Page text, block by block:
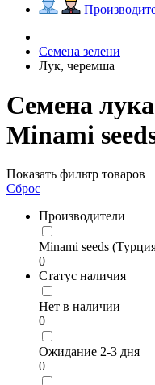
Семена зелени
Лук, черемша
Семена
Minami
Показать фильтр товаров
Сброс
Производители
Minami seeds
0
Статус наличия
Нет в наличии
0
Ожидание 2-3 дня
0